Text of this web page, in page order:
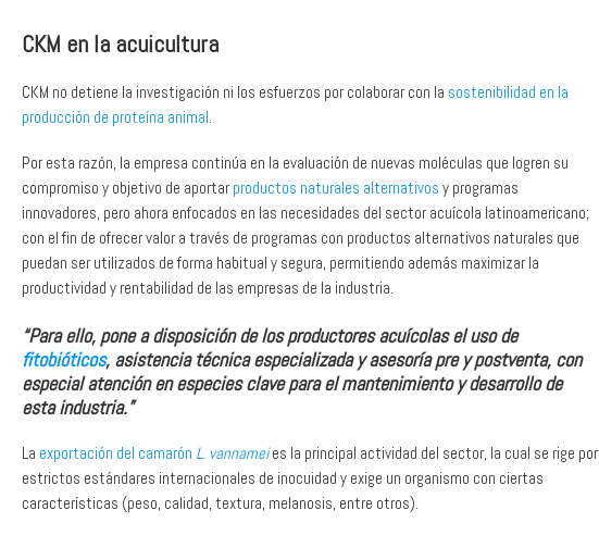
CKM en la acuicultura
CKM no detiene la investigación ni los esfuerzos por colaborar con la sostenibilidad en la
producción de proteína animal.
Por esta razón, la empresa continúa en la evaluación de nuevas moléculas que logren su
compromiso y objetivo de aportarproductos naturales alternativos y programas
innovadores, pero ahora enfocados en las necesidades del sector acuícola latinoamericano;
con el fin de ofrecer valor a través de programas con productos alternativos naturales que
puedan ser utilizados de forma habitual y segura, permitiendo además maximizar la
productividad y rentabilidad de las empresas de la industria.
“Para ello, pone a disposición de los productores acuícolas el uso de
fitobióticos, asistencia técnica especializada y asesoría pre y postventa, con
especial atención en especies clave para el mantenimiento y desarrollo de
esta industria.”
La exportación del camarón L. vannameies la principal actividad del sector, la cual se rige por
estrictos estándares internacionales de inocuidad y exige un organismo con ciertas
características (peso, calidad, textura, melanosis, entre otros).